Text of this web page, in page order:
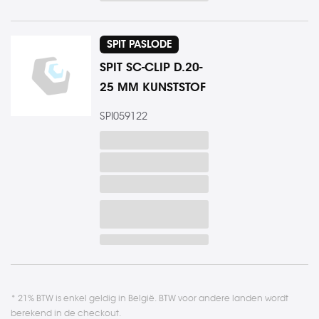
SPIT PASLODE
SPIT SC-CLIP D.20-
25 MM KUNSTSTOF
SPI059122
* 21% BTW is enkel geldig in België. BTW voor andere landen wordt
berekend in de checkout.